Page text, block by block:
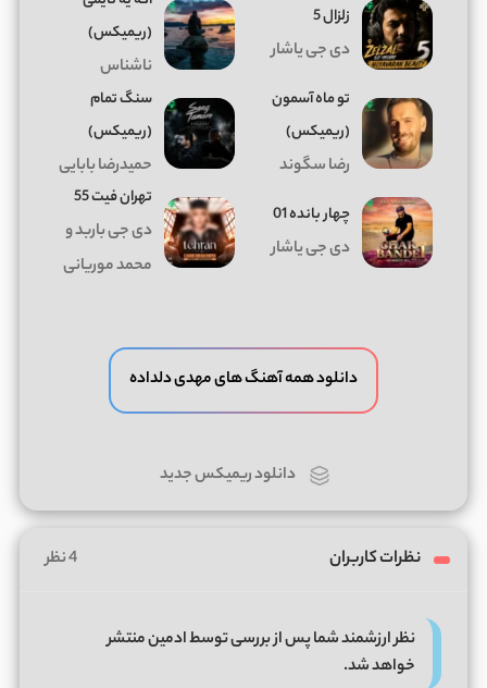
زلزال 5
دی جی یاشار
(ریمیکس)
ناشناس
تو ماه آسمون
(ریمیکس)
رضا سگوند
سنگ تمام
(ریمیکس)
حمیدرضا بابایی
چهار بانده 01
دی جی یاشار
تهران فیت 55
دی جی باربد و
محمد موریانی
دانلود همه آهنگ های مهدی دلداده
دانلود ریمیکس جدید
نظرات کاربران 4 نظر
نظر ارزشمند شما پس از بررسی توسط ادمین منتشر
خواهد شد.